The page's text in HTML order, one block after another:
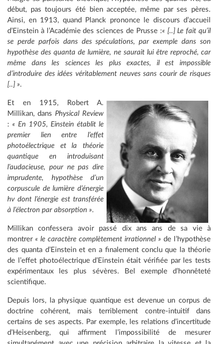
début, pas toujours été bien acceptée, même par ses pères.
Ainsi, en 1913, quand Planck prononce le discours d’accueil
d’Einstein à l’Académie des sciences de Prusse :« [..] Le fait qu’il
se perde parfois dans des spéculations, par exemple dans son
hypothèse des quanta de lumière, ne saurait lui être reproché, car
même dans les sciences les plus exactes, il est impossible
d’introduire des idées véritablement neuves sans courir de risques
[..] ».
Et en 1915, Robert A.
Millikan, dans Physical Review
: « En 1905, Einstein établit le
premier lien entre l’effet
photoélectrique et la théorie
quantique en introduisant
l’audacieuse, pour ne pas dire
imprudente, hypothèse d’un
corpuscule de lumière d’énergie
hν dont l’énergie est transférée
à l’électron par absorption ».
Millikan confessera avoir passé dix ans ans de sa vie à
montrer « le caractère complètement irrationnel » de l’hypothèse
des quanta d’Einstein et en a finalement conclu que la théorie
de l’effet photoélectrique d’Einstein était vérifiée par les tests
expérimentaux les plus sévères. Bel exemple d’honnêteté
scientifique.
Depuis lors, la physique quantique est devenue un corpus de
doctrine cohérent, mais terriblement contre-intuitif dans
certains de ses aspects. Par exemple, les relations d’incertitude
d’Heisenberg, qui affirment l’impossibilité de mesurer